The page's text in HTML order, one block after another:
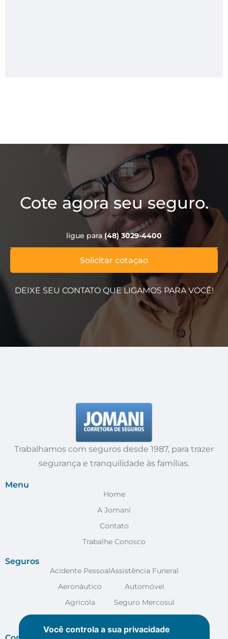
Cote agora seu seguro.
Solicitar cotaçao
ligue para (48) 3029-4400
DEIXE SEU CONTATO QUE LIGAMOS PARA VOCÊ!
Trabalhamos com seguros desde 1987, para trazer
segurança e tranquilidade às famílias.
Menu
Home
A Jomani
Contato
Trabalhe Conosco
Seguros
Acidente Pessoal
Aeronáutico
Agrícola
Assistência Funeral
Automóvel
Seguro Mercosul
Você controla a sua privacidade